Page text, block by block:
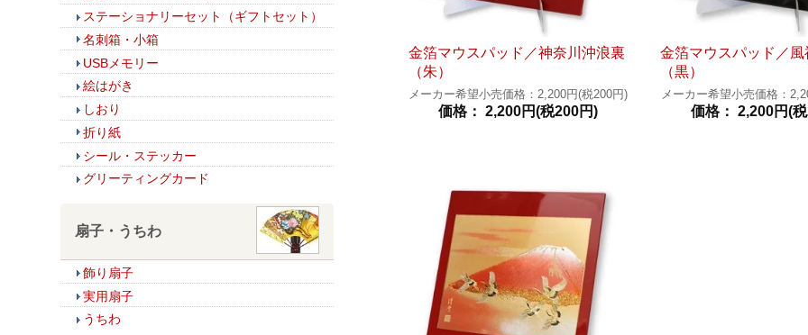
金箔マウスパッド／神奈川沖浪裏
（朱）
メーカー希望小売価格：2,200円(税200円)
価格： 2,200円(税200円)
金箔マウスパッド／風
（黒）
メーカー希望小売価格：
価格： 2,200円(
ステーショナリーセット（ギフトセット）
名刺箱・小箱
USBメモリー
絵はがき
しおり
折り紙
シール・ステッカー
グリーティングカード
扇子・うちわ
飾り扇子
実用扇子
うちわ